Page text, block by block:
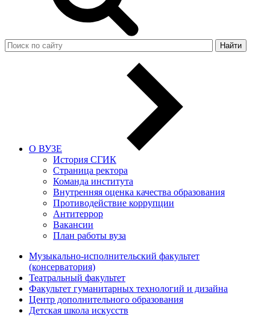
Найти
О ВУЗЕ
История СГИК
Страница ректора
Команда института
Внутренняя оценка качества образования
Противодействие коррупции
Антитеррор
Вакансии
План работы вуза
Музыкально-исполнительский факультет
(консерватория)
Театральный факультет
Факультет гуманитарных технологий и дизайна
Центр дополнительного образования
Детская школа искусств